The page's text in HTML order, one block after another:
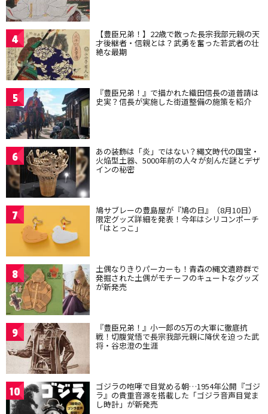
4 【豊臣兄弟！】22歳で散った長宗我部元親の天
才後継者・信親とは？武勇を奮った若武者の壮
絶な最期
5 『豊臣兄弟！』で描かれた織田信長の道普請は
史実？信長が実施した街道整備の施策を紹介
6 あの装飾は「炎」ではない？縄文時代の国宝・
火焔型土器、5000年前の人々が刻んだ謎とデザ
インの秘密
7 鳩サブレーの豊島屋が『鳩の日』（8月10日）
限定グッズ詳細を発表！今年はシリコンポーチ
「はとっこ」
8 土偶なりきりパーカーも！青森の縄文遺跡群で
発掘された土偶がモチーフのキュートなグッズ
が新発売
9 『豊臣兄弟！』小一郎の5万の大軍に徹底抗
戦！切腹覚悟で長宗我部元親に降伏を迫った武
将・谷忠澄の生涯
10 ゴジラの咆哮で目覚める朝…1954年公開『ゴジ
ラ』の貴重音源を搭載した「ゴジラ音声目覚ま
し時計」が新発売